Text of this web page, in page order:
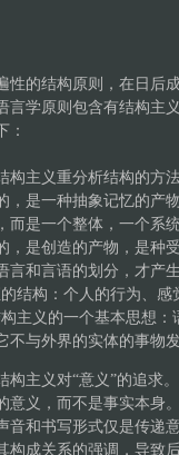
性的结构原则，在日后
言学原则包含有结构主
：
构主义重分析结构的方
是一种抽象记忆的产
而是一个整体，一个系
，是创造的产物，是种
言和言语的划分，才产
结构：个人的行为、
构主义的一个基本思
不与外界的实体的事物
主义对“意义”的追求
意义，而不是事实本身
音和书写形式仅是传递
成关系的强调，导致